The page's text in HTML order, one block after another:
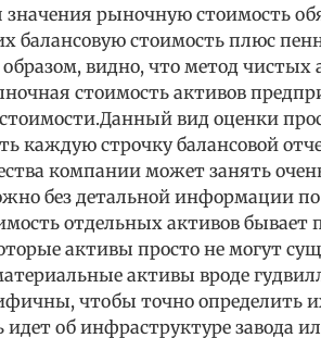
значения рыночную стоимость
балансовую стоимость плюс
видно, что метод чистых
стоимость активов
вид оценки
каждую строчку балансовой
компании может занять
без детальной информации
отдельных активов бывает
активы просто не могут
активы вроде
чтобы точно определить
идет об инфраструктуре завода